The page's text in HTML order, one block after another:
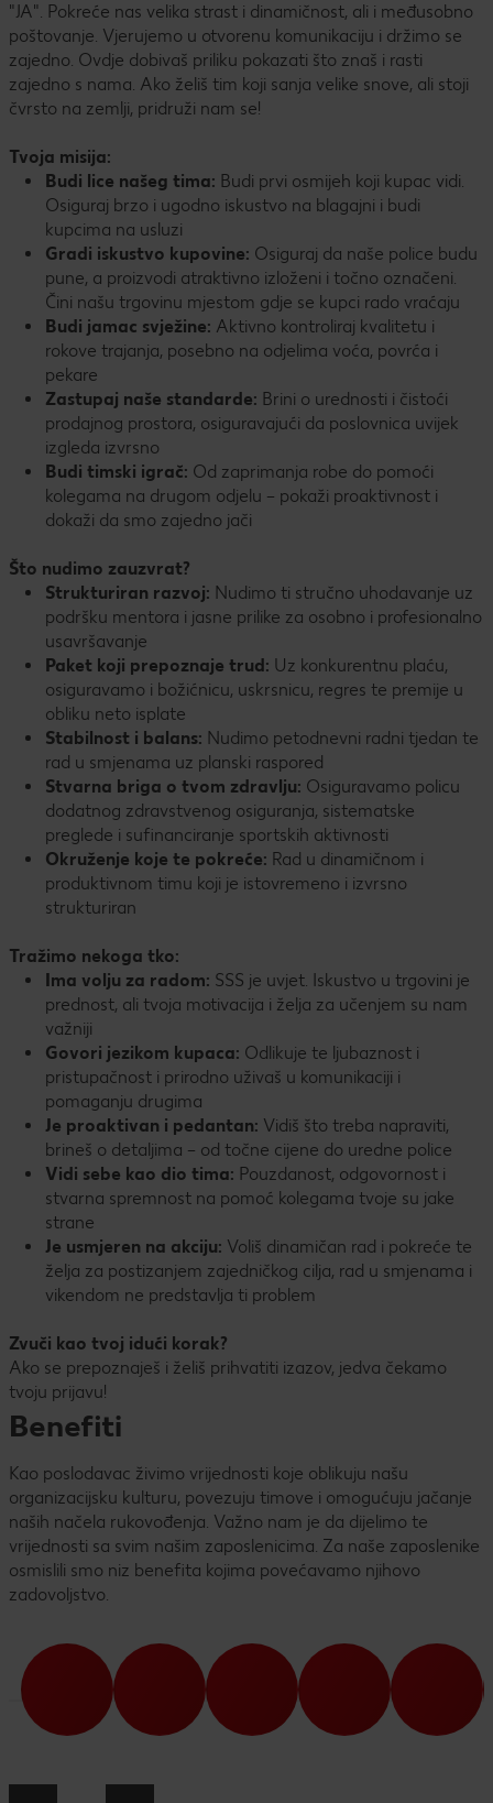
"JA". Pokreće nas velika strast i dinamičnost, ali i međusobno
poštovanje. Vjerujemo u otvorenu komunikaciju i držimo se
zajedno. Ovdje dobivaš priliku pokazati što znaš i rasti
zajedno s nama. Ako želiš tim koji sanja velike snove, ali stoji
čvrsto na zemlji, pridruži nam se!
Tvoja misija:
Budi lice našeg tima: Budi prvi osmijeh koji kupac vidi.
Osiguraj brzo i ugodno iskustvo na blagajni i budi
kupcima na usluzi
Gradi iskustvo kupovine: Osiguraj da naše police budu
pune, a proizvodi atraktivno izloženi i točno označeni.
Čini našu trgovinu mjestom gdje se kupci rado vraćaju
Budi jamac svježine: Aktivno kontroliraj kvalitetu i
rokove trajanja, posebno na odjelima voća, povrća i
pekare
Zastupaj naše standarde: Brini o urednosti i čistoći
prodajnog prostora, osiguravajući da poslovnica uvijek
izgleda izvrsno
Budi timski igrač: Od zaprimanja robe do pomoći
kolegama na drugom odjelu – pokaži proaktivnost i
dokaži da smo zajedno jači
Što nudimo zauzvrat?
Strukturiran razvoj: Nudimo ti stručno uhodavanje uz
podršku mentora i jasne prilike za osobno i profesionalno
usavršavanje
Paket koji prepoznaje trud: Uz konkurentnu plaću,
osiguravamo i božićnicu, uskrsnicu, regres te premije u
obliku neto isplate
Stabilnost i balans: Nudimo petodnevni radni tjedan te
rad u smjenama uz planski raspored
Stvarna briga o tvom zdravlju: Osiguravamo policu
dodatnog zdravstvenog osiguranja, sistematske
preglede i sufinanciranje sportskih aktivnosti
Okruženje koje te pokreće: Rad u dinamičnom i
produktivnom timu koji je istovremeno i izvrsno
strukturiran
Tražimo nekoga tko:
Ima volju za radom: SSS je uvjet. Iskustvo u trgovini je
prednost, ali tvoja motivacija i želja za učenjem su nam
važniji
Govori jezikom kupaca: Odlikuje te ljubaznost i
pristupačnost i prirodno uživaš u komunikaciji i
pomaganju drugima
Je proaktivan i pedantan: Vidiš što treba napraviti,
brineš o detaljima – od točne cijene do uredne police
Vidi sebe kao dio tima: Pouzdanost, odgovornost i
stvarna spremnost na pomoć kolegama tvoje su jake
strane
Je usmjeren na akciju: Voliš dinamičan rad i pokreće te
želja za postizanjem zajedničkog cilja, rad u smjenama i
vikendom ne predstavlja ti problem
Zvuči kao tvoj idući korak?
Ako se prepoznaješ i želiš prihvatiti izazov, jedva čekamo
tvoju prijavu!
Benefiti
Kao poslodavac živimo vrijednosti koje oblikuju našu
organizacijsku kulturu, povezuju timove i omogućuju jačanje
naših načela rukovođenja. Važno nam je da dijelimo te
vrijednosti sa svim našim zaposlenicima. Za naše zaposlenike
osmislili smo niz benefita kojima povećavamo njihovo
zadovoljstvo.